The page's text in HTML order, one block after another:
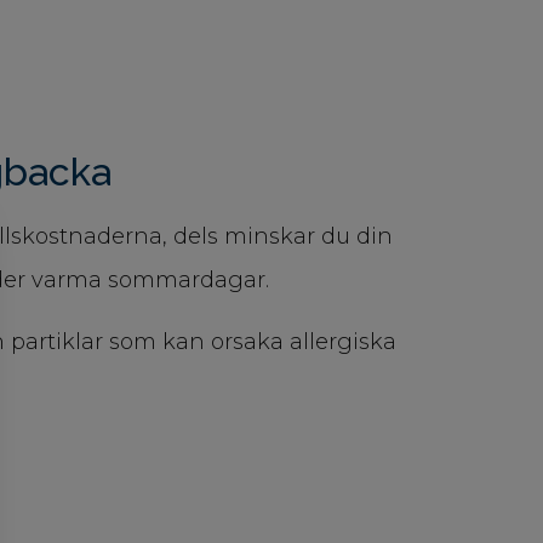
dels minskar du din
varma sommardagar.
som kan orsaka allergiska